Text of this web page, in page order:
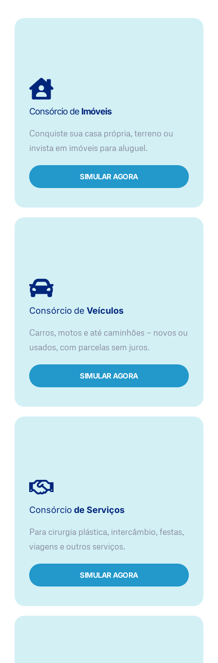
Consórcio de Imóveis
Conquiste sua casa própria, terreno ou
invista em imóveis para aluguel.
SIMULAR AGORA​
Consórcio de Veículos
Carros, motos e até caminhões — novos ou
usados, com parcelas sem juros.
SIMULAR AGORA
Consórcio de Serviços
Para cirurgia plástica, intercâmbio, festas,
viagens e outros serviços.
SIMULAR AGORA